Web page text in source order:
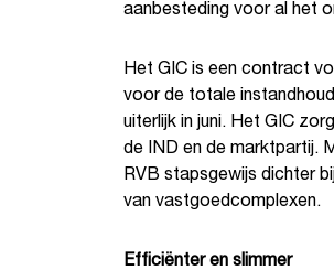
aanbesteding voor al het
Het GIC is een contract
voor de totale
uiterlijk in juni. Het GIC
de IND en de marktpartij.
RVB stapsgewijs dichter
van vastgoedcomplexen.
Efficiënter en slimmer